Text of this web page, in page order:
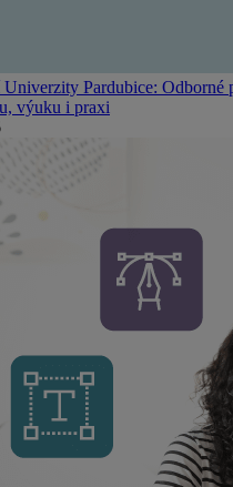
Pardubice: Odborné
výuku i praxi